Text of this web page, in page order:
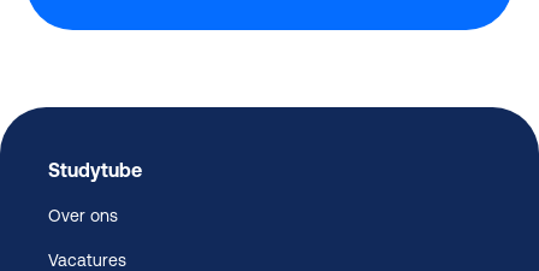
Studytube
Over ons
Vacatures